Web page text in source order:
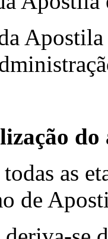
Apostila
do
as
de